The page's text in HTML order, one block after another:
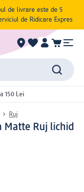
de livrare este de 5
de Ridicare Expres
150 Lei
Ruj
Matte Ruj lichid